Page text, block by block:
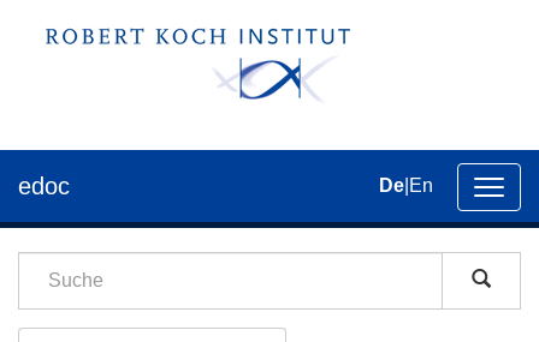
der
edoc De En